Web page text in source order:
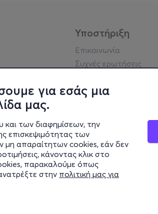
για εσάς μια
μας.
και των διαφημίσεων, την
επισκεψιμότητας των
μη απαραίτητων cookies, εάν δεν
κάνοντας κλικ στο
παρακαλούμε όπως
στην πολιτική μας για
Υποστήριξη
Επικοινωνία
Συχνές ερωτήσεις
Υπηρεσίες